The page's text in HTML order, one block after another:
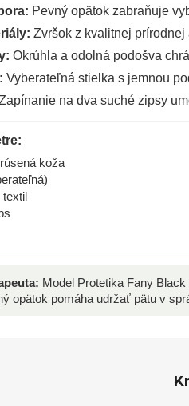
Pevný opätok zabraňuje
Zvršok z kvalitnej
Okrúhla a odolná podošva
Vyberateľná stielka s jemnou
na dva suché zipsy
koža
textil
Model Protetika Fany
opätok pomáha udržať pätu v